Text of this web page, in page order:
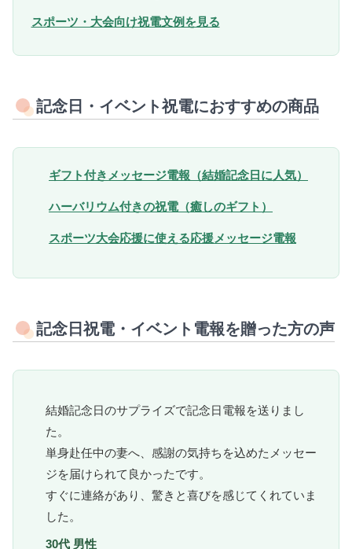
スポーツ・大会向け祝電文例を見る
記念日・イベント祝電におすすめの商品
ギフト付きメッセージ電報（結婚記念日に人気）
ハーバリウム付きの祝電（癒しのギフト）
スポーツ大会応援に使える応援メッセージ電報
記念日祝電・イベント電報を贈った方の声
結婚記念日のサプライズで記念日電報を送りまし
た。
単身赴任中の妻へ、感謝の気持ちを込めたメッセー
ジを届けられて良かったです。
すぐに連絡があり、驚きと喜びを感じてくれていま
した。
30代 男性